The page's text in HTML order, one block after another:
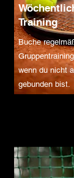
Training
Buche
wenn du nicht
gebunden bist.